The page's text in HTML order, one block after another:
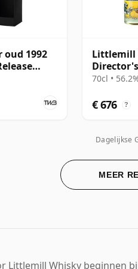
1992
Littlemill
70cl •
€ 676 ?
MEER
Dagelijkse
Littlemill Whisky beginnen